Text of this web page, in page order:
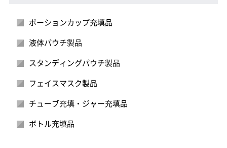
ポーションカップ充填品
液体パウチ製品
スタンディングパウチ製品
フェイスマスク製品
チューブ充填・ジャー充填品
ボトル充填品